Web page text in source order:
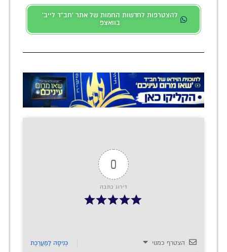
להצטרפות לחדשות החמות של אתר 'חב"ד לייב'
בוואצפ
0
דירוג כתבה
הצטרף כמנוי כְּנִיסָה לַמַעֲרֶכֶת